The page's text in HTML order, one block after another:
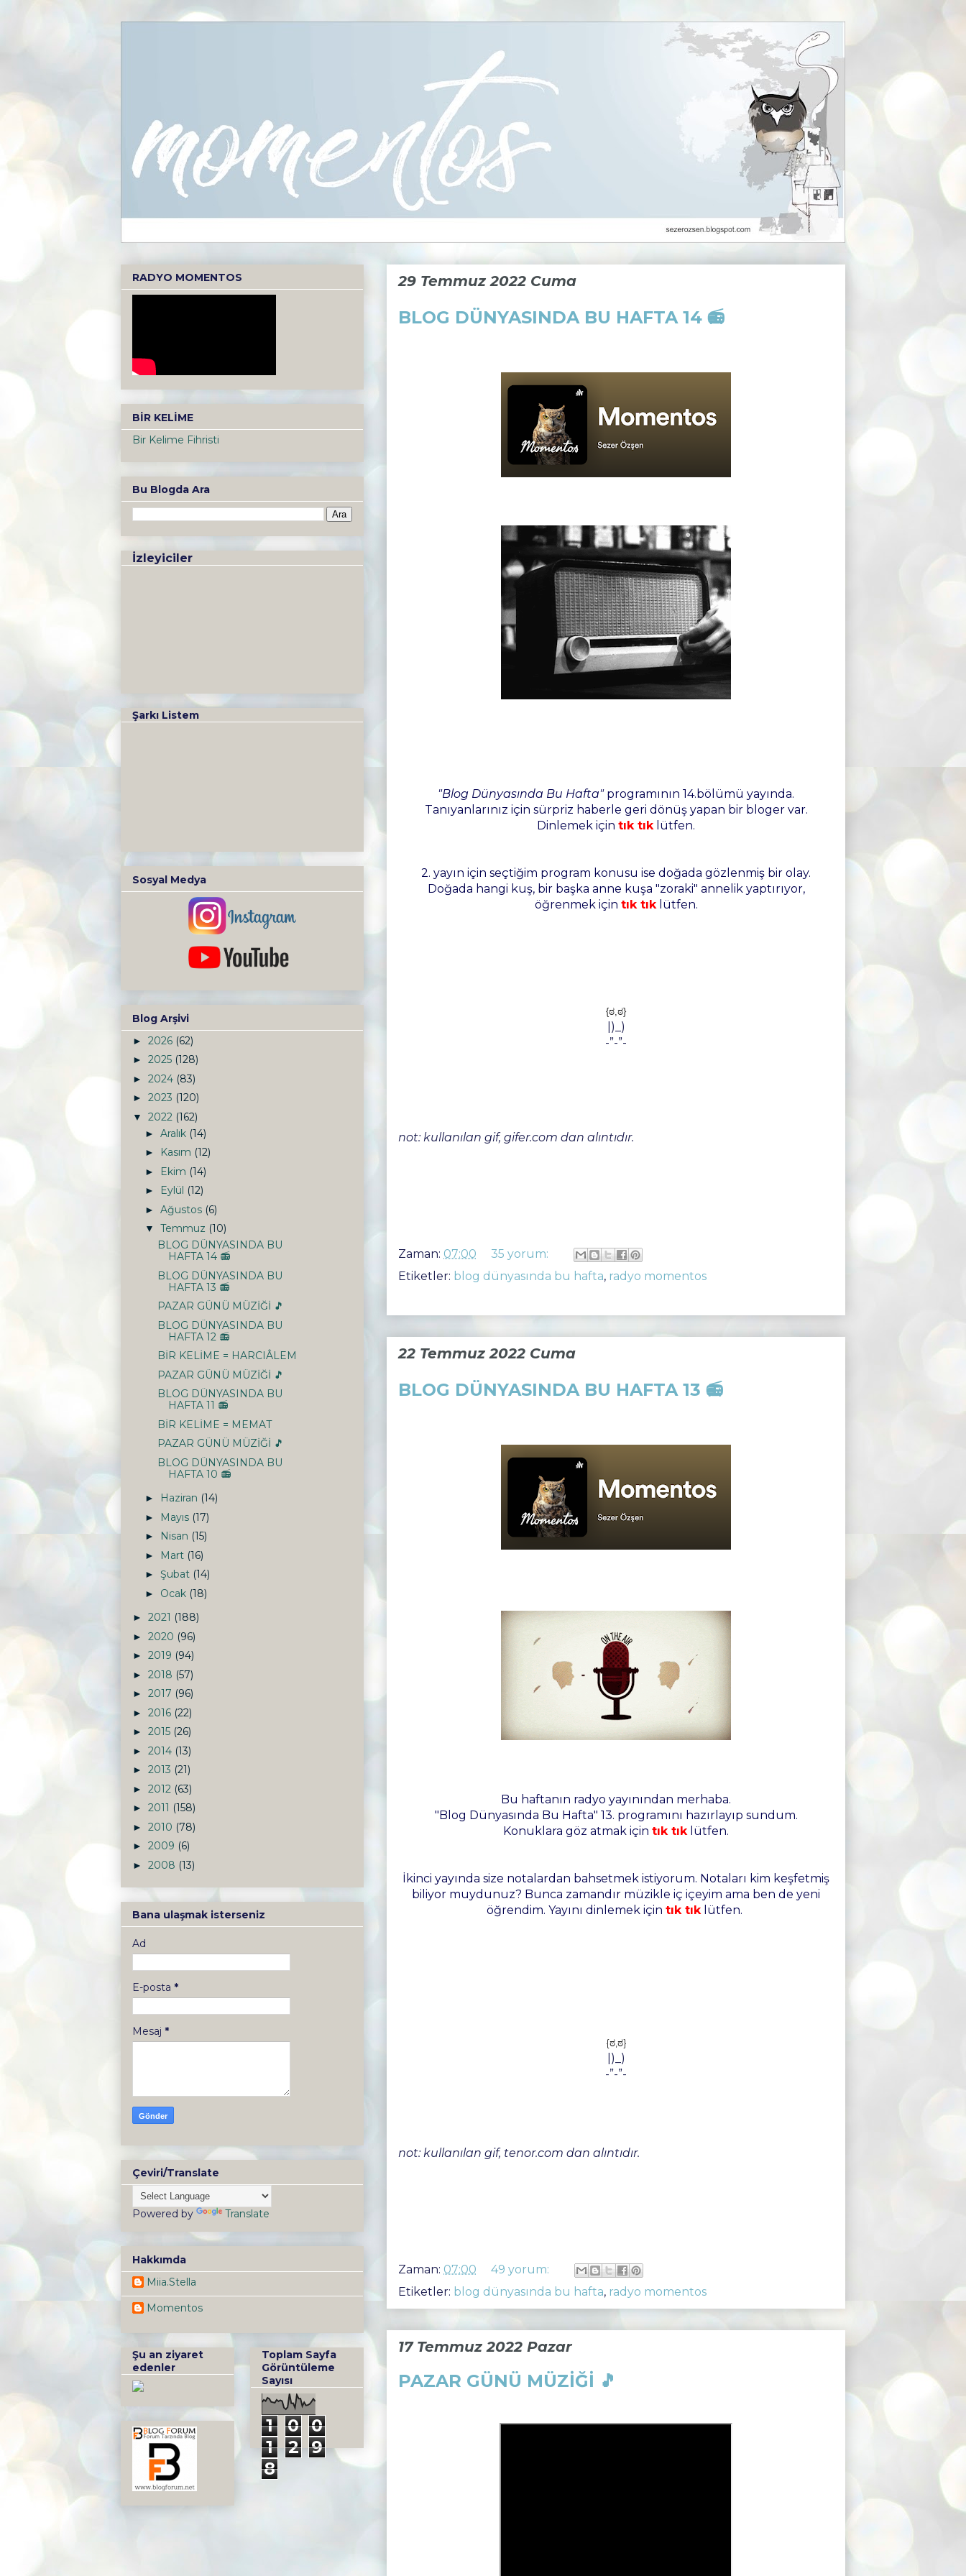
29 Temmuz 2022 Cuma
BLOG DÜNYASINDA BU HAFTA 14 📻
"Blog Dünyasında Bu Hafta"programının 14.bölümü yayında.
Tanıyanlarınız için sürpriz haberle geri dönüş yapan bir bloger var.
Dinlemek için tık tıklütfen.
2. yayın için seçtiğim program konusu ise doğada gözlenmiş bir olay.
Doğada hangi kuş, bir başka anne kuşa "zoraki" annelik yaptırıyor,
öğrenmek için tık tıklütfen.
{ಠ,ಠ}
|)_)
-”-”-
not: kullanılan gif, gifer.com dan alıntıdır.
Zaman: 07:00
35 yorum:
Etiketler: blog dünyasında bu hafta, radyo momentos
22 Temmuz 2022 Cuma
BLOG DÜNYASINDA BU HAFTA 13 📻
Bu haftanın radyo yayınından merhaba.
"Blog Dünyasında Bu Hafta" 13. programını hazırlayıp sundum.
Konuklara göz atmak için tık tıklütfen.
İkinci yayında size notalardan bahsetmek istiyorum. Notaları kim keşfetmiş
biliyor muydunuz? Bunca zamandır müzikle iç içeyim ama ben de yeni
öğrendim. Yayını dinlemek için tık tıklütfen.
{ಠ,ಠ}
|)_)
-”-”-
not: kullanılan gif, tenor.com dan alıntıdır.
Zaman: 07:00
49 yorum:
Etiketler: blog dünyasında bu hafta, radyo momentos
17 Temmuz 2022 Pazar
PAZAR GÜNÜ MÜZİĞİ 🎵
RADYO MOMENTOS
BİR KELİME
Bir Kelime Fihristi
Bu Blogda Ara
İzleyiciler
Şarkı Listem
Sosyal Medya
Blog Arşivi
► 2026 (62)
► 2025 (128)
► 2024 (83)
► 2023 (120)
▼ 2022 (162)
► Aralık (14)
► Kasım (12)
► Ekim (14)
► Eylül (12)
► Ağustos (6)
▼ Temmuz (10)
BLOG DÜNYASINDA BU
HAFTA 14 📻
BLOG DÜNYASINDA BU
HAFTA 13 📻
PAZAR GÜNÜ MÜZİĞİ 🎵
BLOG DÜNYASINDA BU
HAFTA 12 📻
BİR KELİME = HARCIÂLEM
PAZAR GÜNÜ MÜZİĞİ 🎵
BLOG DÜNYASINDA BU
HAFTA 11 📻
BİR KELİME = MEMAT
PAZAR GÜNÜ MÜZİĞİ 🎵
BLOG DÜNYASINDA BU
HAFTA 10 📻
► Haziran (14)
► Mayıs (17)
► Nisan (15)
► Mart (16)
► Şubat (14)
► Ocak (18)
► 2021 (188)
► 2020 (96)
► 2019 (94)
► 2018 (57)
► 2017 (96)
► 2016 (22)
► 2015 (26)
► 2014 (13)
► 2013 (21)
► 2012 (63)
► 2011 (158)
► 2010 (78)
► 2009 (6)
► 2008 (13)
Bana ulaşmak isterseniz
Ad
E-posta *
Mesaj *
Çeviri/Translate
Powered by Translate
Hakkımda
Miia.Stella
Momentos
Şu an ziyaret
edenler
Toplam Sayfa
Görüntüleme
Sayısı
1 0 0
1
2
9
8